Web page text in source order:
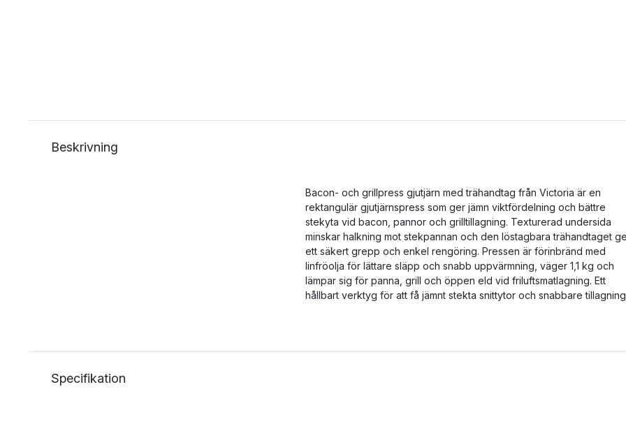
Beskrivning
Bacon- och grillpress gjutjärn med trähandtag från Victoria är en
rektangulär gjutjärnspress som ger jämn viktfördelning och bättre
stekyta vid bacon, pannor och grilltillagning. Texturerad undersida
minskar halkning mot stekpannan och den löstagbara trähandtaget
ett säkert grepp och enkel rengöring. Pressen är förinbränd med
linfröolja för lättare släpp och snabb uppvärmning, väger 1,1 kg och
lämpar sig för panna, grill och öppen eld vid friluftsmatlagning. Ett
hållbart verktyg för att få jämnt stekta snittytor och snabbare
Specifikation